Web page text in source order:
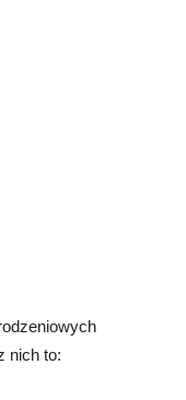
nich to: